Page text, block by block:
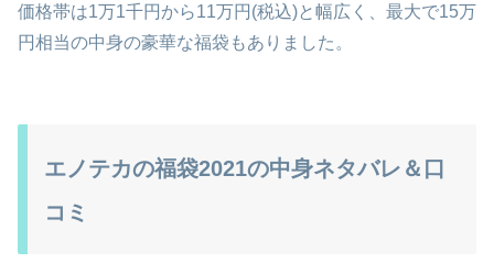
価格帯は1万1千円から11万円(税込)と幅広く、最大で15万
円相当の中身の豪華な福袋もありました。
エノテカの福袋2021の中身ネタバレ＆口
コミ